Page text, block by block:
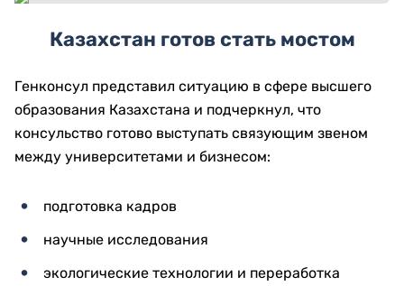
Казахстан готов стать мостом
Генконсул представил ситуацию в сфере высшего
образования Казахстана и подчеркнул, что
консульство готово выступать связующим звеном
между университетами и бизнесом:
подготовка кадров
научные исследования
экологические технологии и переработка